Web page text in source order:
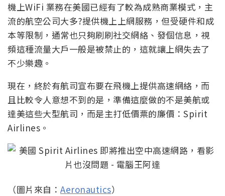
機上WiFi 業務在美國已經有了較為成熟商業模式，主
流的航空公司大多?提供機上上網服務，但受硬件和成
本等限制，通常也只夠刷刷社交網絡、發個信息，視
頻這種流量大戶一般是被禁止的，這就讓上網失去了
不少樂趣。
現在，終於有航司宣布要在飛機上提供高速網絡，而
且比較令人意想不到的是，準備這麼做的不是美航或
達美這些大型航司，而是主打低價票的廉價：Spirit
Airlines。
（圖片來自： Aeronautics）